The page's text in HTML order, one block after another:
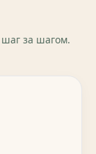
за шагом.